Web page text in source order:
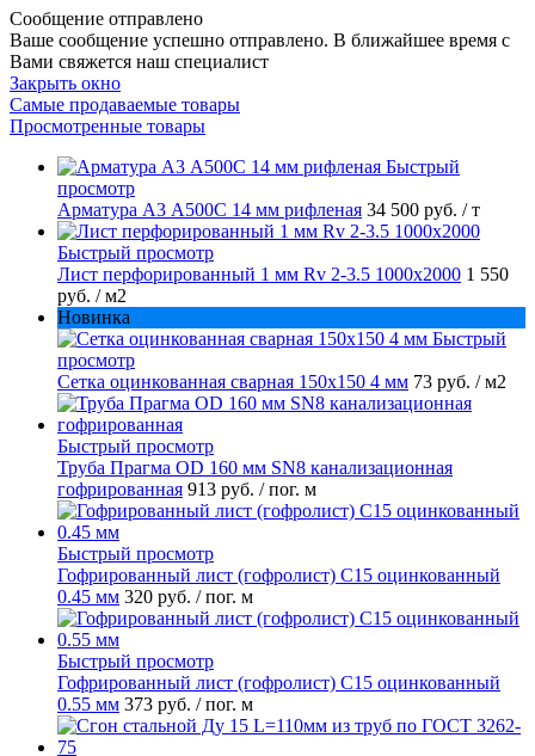
Сообщение отправлено
Ваше сообщение успешно отправлено. В ближайшее время с
Вами свяжется наш специалист
Закрыть окно
Самые продаваемые товары
Просмотренные товары
Быстрый
просмотр
Арматура А3 А500С 14 мм рифленая 34 500 руб. / т
Быстрый просмотр
Лист перфорированный 1 мм Rv 2-3.5 1000х2000 1 550
руб. / м2
Новинка
Быстрый
просмотр
Сетка оцинкованная сварная 150х150 4 мм 73 руб. / м2
Быстрый просмотр
Труба Прагма OD 160 мм SN8 канализационная
гофрированная 913 руб. / пог. м
Быстрый просмотр
Гофрированный лист (гофролист) С15 оцинкованный
0.45 мм 320 руб. / пог. м
Быстрый просмотр
Гофрированный лист (гофролист) С15 оцинкованный
0.55 мм 373 руб. / пог. м